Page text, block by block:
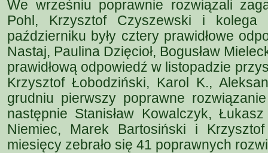
We wrześniu poprawnie rozwiązali
Pohl, Krzysztof Czyszewski i kolega
październiku były cztery prawidłowe
Nastaj, Paulina Dzięcioł, Bogusław
prawidłową odpowiedź w listopadzie
Krzysztof Łobodziński, Karol K.,
grudniu pierwszy poprawne
następnie Stanisław Kowalczyk,
Niemiec, Marek Bartosiński i
miesięcy zebrało się 41 poprawnych